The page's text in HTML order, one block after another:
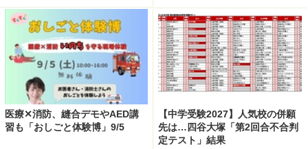
医療✕消防、縫合デモやAED講
習も「おしごと体験博」9/5
【中学受験2027】人気校の併願
先は…四谷大塚「第2回合不合判
定テスト」結果